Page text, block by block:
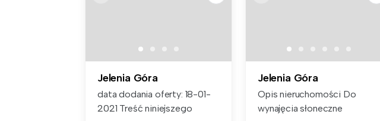
Jelenia Góra
data dodania oferty: 18-01-
2021 Treść niniejszego
Jelenia Góra
Opis nieruchomości Do
wynajęcia słoneczne